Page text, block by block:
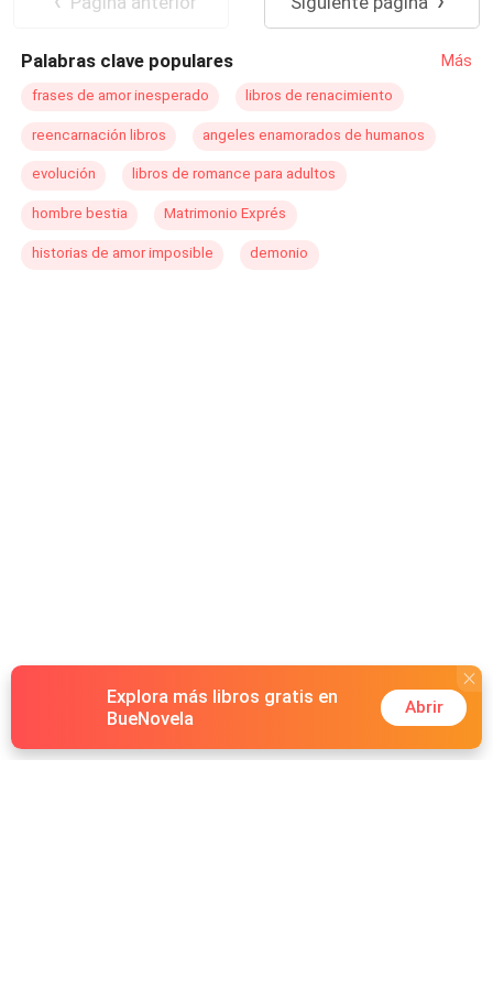
Palabras clave populares Más
frases de amor inesperado libros de renacimiento
reencarnación libros angeles enamorados de humanos
evolución libros de romance para adultos
hombre bestia Matrimonio Exprés
historias de amor imposible demonio
Explora más libros gratis en
BueNovela
Abrir